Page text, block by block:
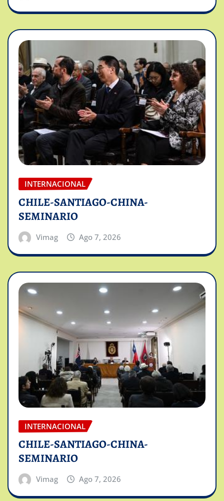
INTERNACIONAL
CHILE-SANTIAGO-CHINA-
SEMINARIO
Vimag Ago 7, 2026
INTERNACIONAL
CHILE-SANTIAGO-CHINA-
SEMINARIO
Vimag Ago 7, 2026